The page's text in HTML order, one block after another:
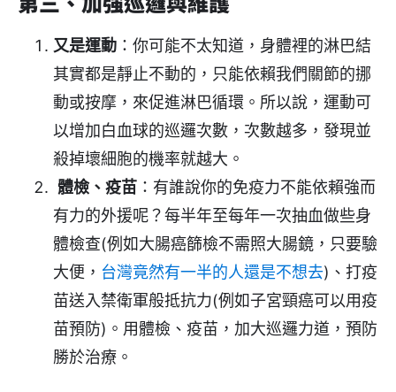
又是運動 ：你可能不太知道，身體裡的淋巴結
其實都是靜止不動的，只能依賴我們關節的挪
動或按摩，來促進淋巴循環。所以說，運動可
以增加白血球的巡邏次數，次數越多，發現並
殺掉壞細胞的機率就越大。
體檢、疫苗 ：有誰說你的免疫力不能依賴強而
有力的外援呢？每半年至每年一次抽血做些身
體檢查(例如大腸癌篩檢不需照大腸鏡，只要驗
大便， 台灣竟然有一半的人還是不想去)、打疫
苗送入禁衛軍般抵抗力(例如子宮頸癌可以用疫
苗預防)。用體檢、疫苗，加大巡邏力道，預防
勝於治療。